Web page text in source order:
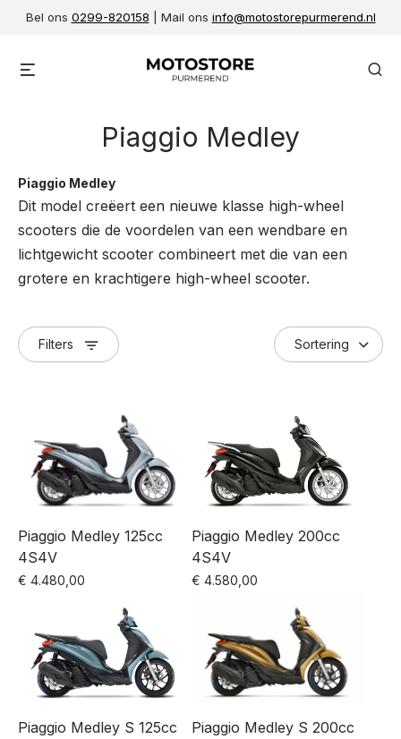
Skip
content
Bel ons 0299-820158 | Mail ons info@motostorepurmerend.nl
Piaggio Medley
Piaggio Medley
Dit model creëert een nieuwe klasse high-wheel
scooters die de voordelen van een wendbare en
lichtgewicht scooter combineert met die van een
grotere en krachtigere high-wheel scooter.
Filters
Piaggio Medley 125cc
4S4V
€ 4.480,00
Piaggio Medley 200cc
4S4V
€ 4.580,00
Piaggio Medley S 125cc
Piaggio Medley S 200cc